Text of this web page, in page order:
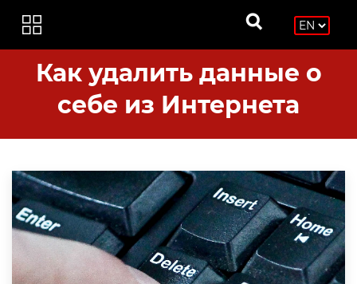
Как удалить данные о
себе из Интернета